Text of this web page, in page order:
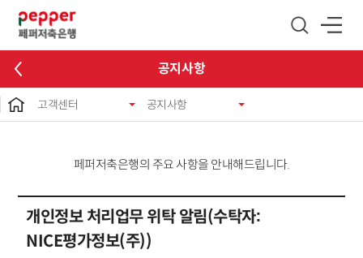
공지사항
고객센터 공지사항
페퍼저축은행의 주요 사항을 안내해드립니다.
개인정보 처리업무 위탁 알림(수탁자:
NICE평가정보(주))